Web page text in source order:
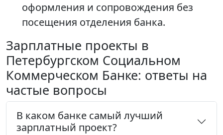
оформления и сопровождения без
посещения отделения банка.
Зарплатные проекты в
Петербургском Социальном
Коммерческом Банке: ответы на
частые вопросы
В каком банке самый лучший
зарплатный проект?